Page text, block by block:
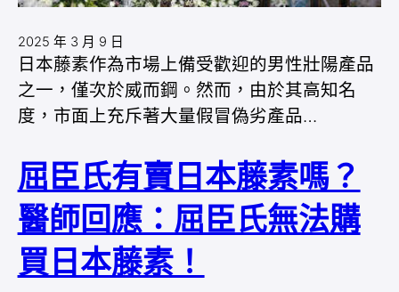
2025 年 3 月 9 日
日本藤素作為市場上備受歡迎的男性壯陽產品
之一，僅次於威而鋼。然而，由於其高知名
度，市面上充斥著大量假冒偽劣產品…
屈臣氏有賣日本藤素嗎？
醫師回應：屈臣氏無法購
買日本藤素！